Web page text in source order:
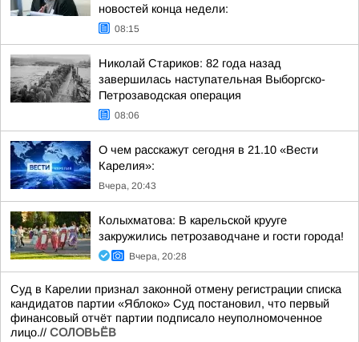
новостей конца недели:
08:15
Николай Стариков: 82 года назад
завершилась наступательная Выборгско-
Петрозаводская операция
08:06
О чем расскажут сегодня в 21.10 «Вести
Карелия»:
Вчера, 20:43
Колыхматова: В карельской крууге
закружились петрозаводчане и гости города!
Вчера, 20:28
Суд в Карелии признал законной отмену регистрации списка
кандидатов партии «Яблоко» Суд постановил, что первый
финансовый отчёт партии подписало неуполномоченное
лицо.// СОЛОВЬЁВ